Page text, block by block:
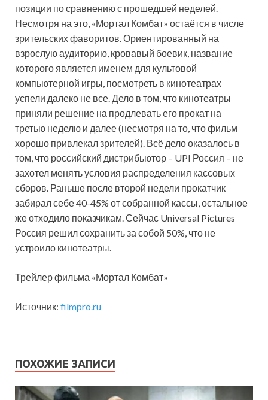
позиции по сравнению с прошедшей неделей.
Несмотря на это, «Мортал Комбат» остаётся в числе
зрительских фаворитов. Ориентированный на
взрослую аудиторию, кровавый боевик, название
которого является именем для культовой
компьютерной игры, посмотреть в кинотеатрах
успели далеко не все. Дело в том, что кинотеатры
приняли решение на продлевать его прокат на
третью неделю и далее (несмотря на то, что фильм
хорошо привлекал зрителей). Всё дело оказалось в
том, что российский дистрибьютор – UPI Россия – не
захотел менять условия распределения кассовых
сборов. Раньше после второй недели прокатчик
забирал себе 40-45% от собранной кассы, остальное
же отходило показчикам. Сейчас Universal Pictures
Россия решил сохранить за собой 50%, что не
устроило кинотеатры.
Трейлер фильма «Мортал Комбат»
Источник: filmpro.ru
ПОХОЖИЕ ЗАПИСИ